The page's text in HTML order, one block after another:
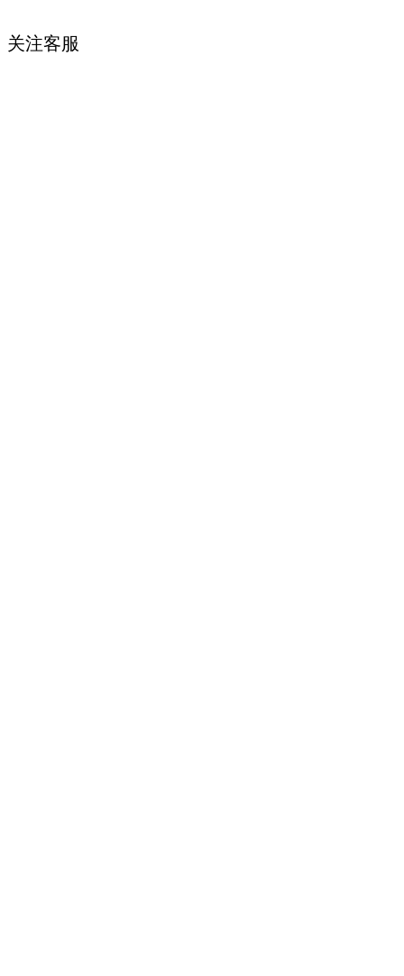
关注客服